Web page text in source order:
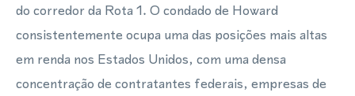
do corredor da Rota 1. O condado de Howard
consistentemente ocupa uma das posições mais altas
em renda nos Estados Unidos, com uma densa
concentração de contratantes federais, empresas de